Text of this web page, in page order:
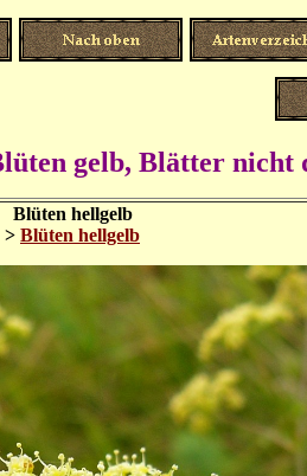
gelb, Blätter
Blüten hellgelb
> Blüten hellgelb